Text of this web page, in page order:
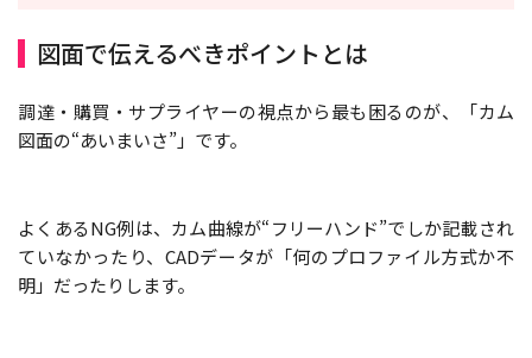
図面で伝えるべきポイントとは
調達・購買・サプライヤーの視点から最も困るのが、「カム
図面の“あいまいさ”」です。
よくあるNG例は、カム曲線が“フリーハンド”でしか記載され
ていなかったり、CADデータが「何のプロファイル方式か不
明」だったりします。